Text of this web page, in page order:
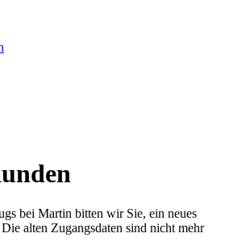
bei Martin bitten wir Sie, ein neues
alten Zugangsdaten sind nicht mehr